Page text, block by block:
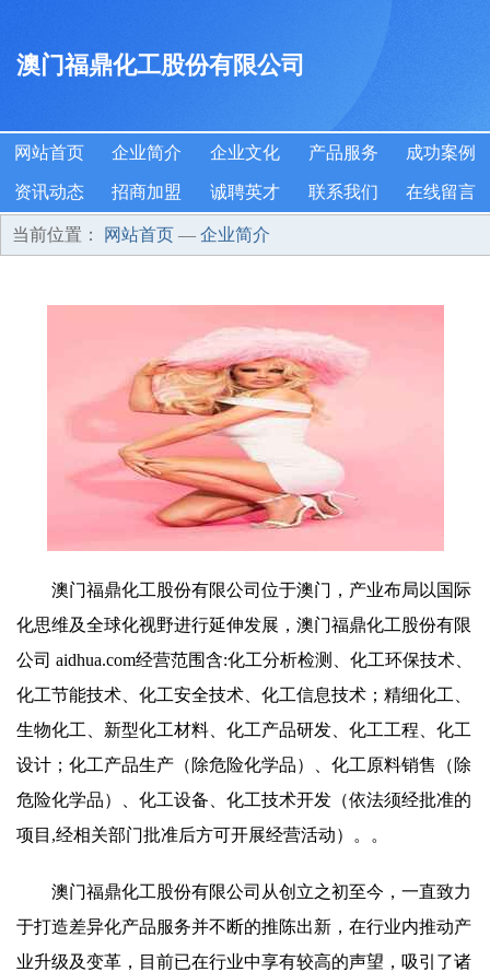
澳门福鼎化工股份有限公司
网站首页 企业简介 企业文化 产品服务 成功案例
资讯动态 招商加盟 诚聘英才 联系我们 在线留言
当前位置： 网站首页 — 企业简介
澳门福鼎化工股份有限公司位于澳门，产业布局以国际
化思维及全球化视野进行延伸发展，澳门福鼎化工股份有限
公司 aidhua.com经营范围含:化工分析检测、化工环保技术、
化工节能技术、化工安全技术、化工信息技术；精细化工、
生物化工、新型化工材料、化工产品研发、化工工程、化工
设计；化工产品生产（除危险化学品）、化工原料销售（除
危险化学品）、化工设备、化工技术开发（依法须经批准的
项目,经相关部门批准后方可开展经营活动）。。
澳门福鼎化工股份有限公司从创立之初至今，一直致力
于打造差异化产品服务并不断的推陈出新，在行业内推动产
业升级及变革，目前已在行业中享有较高的声望，吸引了诸